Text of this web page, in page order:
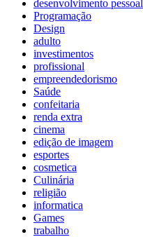
desenvolvimento pessoal
Programação
Design
adulto
investimentos
profissional
empreendedorismo
Saúde
confeitaria
renda extra
cinema
edição de imagem
esportes
cosmetica
Culinária
religião
informatica
Games
trabalho